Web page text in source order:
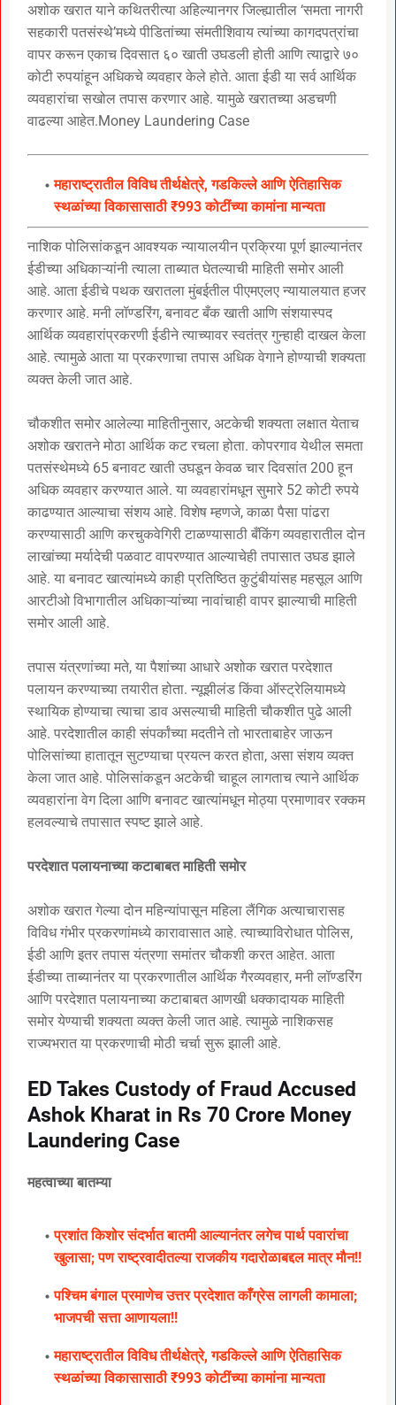
अशोक खरात याने कथितरीत्या अहिल्यानगर जिल्ह्यातील ‘समता नागरी
सहकारी पतसंस्थे’मध्ये पीडितांच्या संमतीशिवाय त्यांच्या कागदपत्रांचा
वापर करून एकाच दिवसात ६० खाती उघडली होती आणि त्याद्वारे ७०
कोटी रुपयांहून अधिकचे व्यवहार केले होते. आता ईडी या सर्व आर्थिक
व्यवहारांचा सखोल तपास करणार आहे. यामुळे खरातच्या अडचणी
वाढल्या आहेत.Money Laundering Case
महाराष्ट्रातील विविध तीर्थक्षेत्रे, गडकिल्ले आणि ऐतिहासिक
स्थळांच्या विकासासाठी ₹993 कोटींच्या कामांना मान्यता
नाशिक पोलिसांकडून आवश्यक न्यायालयीन प्रक्रिया पूर्ण झाल्यानंतर
ईडीच्या अधिकाऱ्यांनी त्याला ताब्यात घेतल्याची माहिती समोर आली
आहे. आता ईडीचे पथक खरातला मुंबईतील पीएमएलए न्यायालयात हजर
करणार आहे. मनी लॉण्डरिंग, बनावट बँक खाती आणि संशयास्पद
आर्थिक व्यवहारांप्रकरणी ईडीने त्याच्यावर स्वतंत्र गुन्हाही दाखल केला
आहे. त्यामुळे आता या प्रकरणाचा तपास अधिक वेगाने होण्याची शक्यता
व्यक्त केली जात आहे.
चौकशीत समोर आलेल्या माहितीनुसार, अटकेची शक्यता लक्षात येताच
अशोक खरातने मोठा आर्थिक कट रचला होता. कोपरगाव येथील समता
पतसंस्थेमध्ये 65 बनावट खाती उघडून केवळ चार दिवसांत 200 हून
अधिक व्यवहार करण्यात आले. या व्यवहारांमधून सुमारे 52 कोटी रुपये
काढण्यात आल्याचा संशय आहे. विशेष म्हणजे, काळा पैसा पांढरा
करण्यासाठी आणि करचुकवेगिरी टाळण्यासाठी बँकिंग व्यवहारातील दोन
लाखांच्या मर्यादेची पळवाट वापरण्यात आल्याचेही तपासात उघड झाले
आहे. या बनावट खात्यांमध्ये काही प्रतिष्ठित कुटुंबीयांसह महसूल आणि
आरटीओ विभागातील अधिकाऱ्यांच्या नावांचाही वापर झाल्याची माहिती
समोर आली आहे.
तपास यंत्रणांच्या मते, या पैशांच्या आधारे अशोक खरात परदेशात
पलायन करण्याच्या तयारीत होता. न्यूझीलंड किंवा ऑस्ट्रेलियामध्ये
स्थायिक होण्याचा त्याचा डाव असल्याची माहिती चौकशीत पुढे आली
आहे. परदेशातील काही संपर्कांच्या मदतीने तो भारताबाहेर जाऊन
पोलिसांच्या हातातून सुटण्याचा प्रयत्न करत होता, असा संशय व्यक्त
केला जात आहे. पोलिसांकडून अटकेची चाहूल लागताच त्याने आर्थिक
व्यवहारांना वेग दिला आणि बनावट खात्यांमधून मोठ्या प्रमाणावर रक्कम
हलवल्याचे तपासात स्पष्ट झाले आहे.
परदेशात पलायनाच्या कटाबाबत माहिती समोर
अशोक खरात गेल्या दोन महिन्यांपासून महिला लैंगिक अत्याचारासह
विविध गंभीर प्रकरणांमध्ये कारावासात आहे. त्याच्याविरोधात पोलिस,
ईडी आणि इतर तपास यंत्रणा समांतर चौकशी करत आहेत. आता
ईडीच्या ताब्यानंतर या प्रकरणातील आर्थिक गैरव्यवहार, मनी लॉण्डरिंग
आणि परदेशात पलायनाच्या कटाबाबत आणखी धक्कादायक माहिती
समोर येण्याची शक्यता व्यक्त केली जात आहे. त्यामुळे नाशिकसह
राज्यभरात या प्रकरणाची मोठी चर्चा सुरू झाली आहे.
ED Takes Custody of Fraud Accused
Ashok Kharat in Rs 70 Crore Money
Laundering Case
महत्वाच्या बातम्या
प्रशांत किशोर संदर्भात बातमी आल्यानंतर लगेच पार्थ पवारांचा
खुलासा; पण राष्ट्रवादीतल्या राजकीय गदारोळाबद्दल मात्र मौन!!
पश्चिम बंगाल प्रमाणेच उत्तर प्रदेशात काँग्रेस लागली कामाला;
भाजपची सत्ता आणायला!!
महाराष्ट्रातील विविध तीर्थक्षेत्रे, गडकिल्ले आणि ऐतिहासिक
स्थळांच्या विकासासाठी ₹993 कोटींच्या कामांना मान्यता